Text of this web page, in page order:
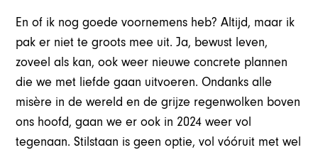
En of ik nog goede voornemens heb? Altijd, maar ik
pak er niet te groots mee uit. Ja, bewust leven,
zoveel als kan, ook weer nieuwe concrete plannen
die we met liefde gaan uitvoeren. Ondanks alle
misère in de wereld en de grijze regenwolken boven
ons hoofd, gaan we er ook in 2024 weer vol
tegenaan. Stilstaan is geen optie, vol vóóruit met wel